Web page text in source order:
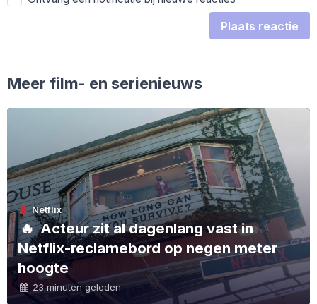
Plaats reactie
Meer film- en serienieuws
Netflix
🔥Acteur zit al dagenlang vast in
Netflix-reclamebord op negen meter
hoogte
23 minuten geleden